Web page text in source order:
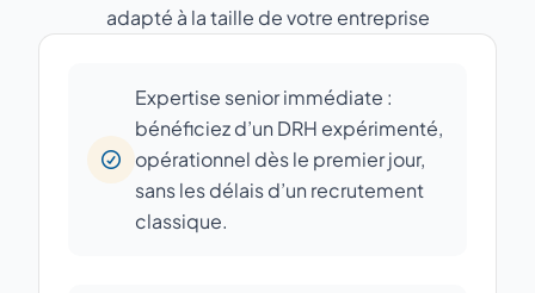
adapté à la taille de votre entreprise
Expertise senior immédiate :
bénéficiez d’un DRH expérimenté,
opérationnel dès le premier jour,
sans les délais d’un recrutement
classique.